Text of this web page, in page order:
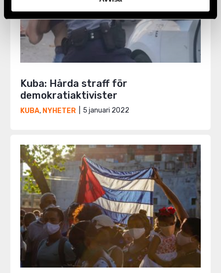
Kuba: Hårda straff för
demokratiaktivister
KUBA, NYHETER 5 januari 2022